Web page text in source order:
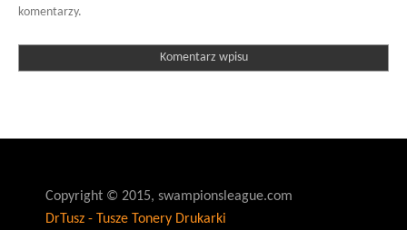
komentarzy.
Copyright © 2015, swampionsleague.com
DrTusz - Tusze Tonery Drukarki